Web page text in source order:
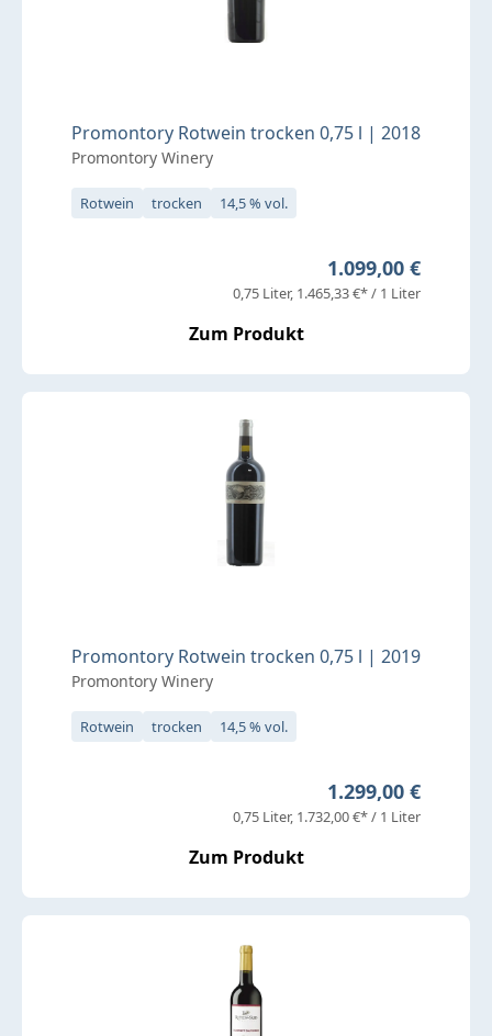
Promontory Rotwein trocken 0,75 l | 2018
Promontory Winery
Rotwein trocken 14,5 % vol.
Regulärer Preis:
1.099,00 €
0,75 Liter 1.465,33 €* / 1 Liter
Zum Produkt
Promontory Rotwein trocken 0,75 l | 2019
Promontory Winery
Rotwein trocken 14,5 % vol.
Regulärer Preis:
1.299,00 €
0,75 Liter 1.732,00 €* / 1 Liter
Zum Produkt